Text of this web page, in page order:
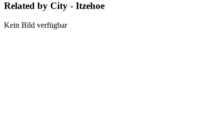
Related by City - Itzehoe
Kein Bild verfügbar